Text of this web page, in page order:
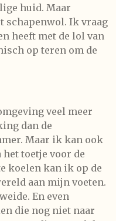
huid. Maar
schapenwol. Ik vraag
heeft met de lol van
op teren om de
veel meer
dan de
Maar ik kan ook
het toetje voor de
koelen kan ik op de
aan mijn voeten.
En even
die nog niet naar